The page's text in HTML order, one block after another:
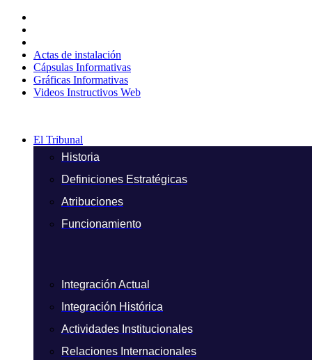
contenido
Actas de instalación
Cápsulas Informativas
Gráficas Informativas
Videos Instructivos Web
El Tribunal
Historia
Definiciones Estratégicas
Atribuciones
Funcionamiento
Integración Actual
Integración Histórica
Actividades Institucionales
Relaciones Internacionales